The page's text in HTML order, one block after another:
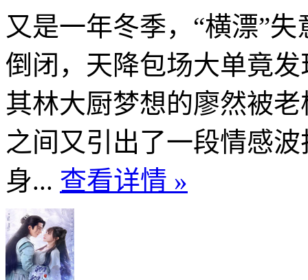
又是一年冬季，“横漂”
倒闭，天降包场大单竟
其林大厨梦想的廖然被
之间又引出了一段情感
身... 查看详情 »